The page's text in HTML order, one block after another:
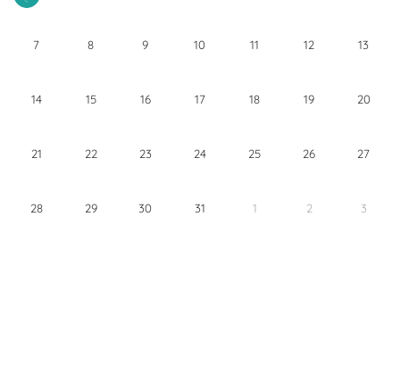
7 8 9 10 11 12 13
14 15 16 17 18 19 20
21 22 23 24 25 26 27
28 29 30 31 1 2 3